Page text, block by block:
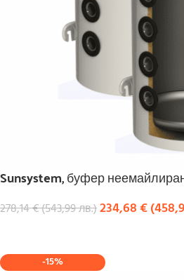
Sunsystem, буфер
278,14€(543,99лв.)234,68€(
-15%